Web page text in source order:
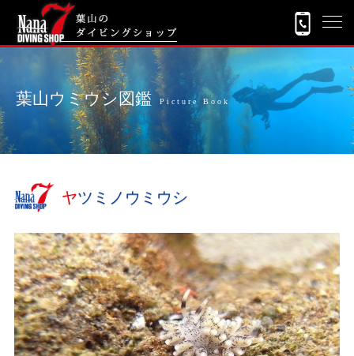
葉山ウミウシ図鑑 Picture Book
ヤツミノウミウシ